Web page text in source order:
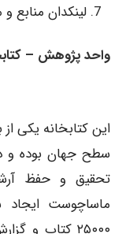
لینکدان منابع
واحد پژوهش –
این کتابخانه یکی
ماساچوست ایجاد